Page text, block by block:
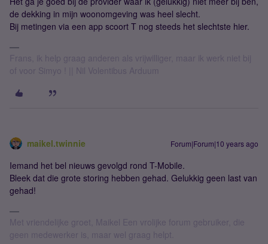
de dekking in mijn woonomgeving was heel slecht.
Bij metingen via een app scoort T nog steeds het slechtste hier.
Frans, ik help graag anderen als vrijwilliger, maar ik werk niet bij
of voor Simyo ! || Nil Volentibus Arduum
maikel.twinnie Forum|Forum|10 years ago
Iemand het bel nieuws gevolgd rond T-Mobile.
Bleek dat die grote storing hebben gehad. Gelukkig geen last van
gehad!
Met vriendelijke groet, Maikel Een vrolijke forum gebruiker, die
geen medewerker is, maar wel graag helpt.